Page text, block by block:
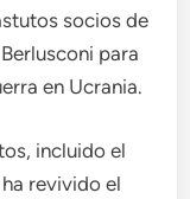
socios de
para
en Ucrania.
incluido el
revivido el